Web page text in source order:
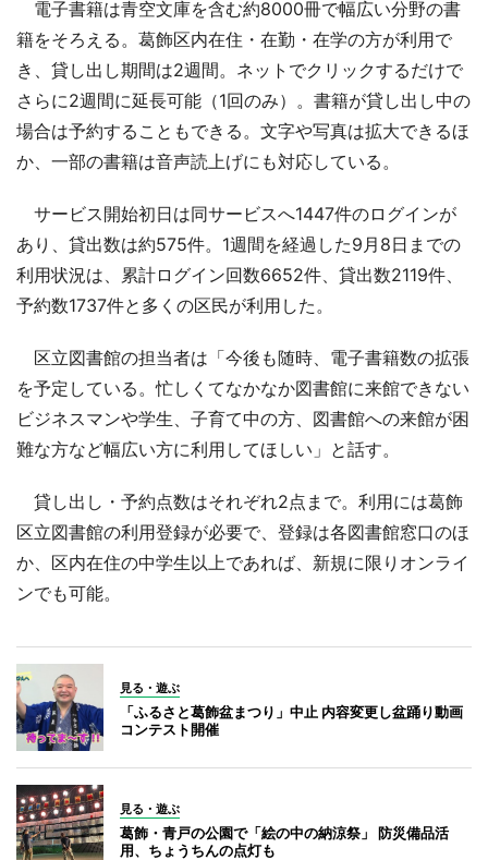
電子書籍は青空文庫を含む約8000冊で幅広い分野の書
籍をそろえる。葛飾区内在住・在勤・在学の方が利用で
き、貸し出し期間は2週間。ネットでクリックするだけで
さらに2週間に延長可能（1回のみ）。書籍が貸し出し中の
場合は予約することもできる。文字や写真は拡大できるほ
か、一部の書籍は音声読上げにも対応している。
サービス開始初日は同サービスへ1447件のログインが
あり、貸出数は約575件。1週間を経過した9月8日までの
利用状況は、累計ログイン回数6652件、貸出数2119件、
予約数1737件と多くの区民が利用した。
区立図書館の担当者は「今後も随時、電子書籍数の拡張
を予定している。忙しくてなかなか図書館に来館できない
ビジネスマンや学生、子育て中の方、図書館への来館が困
難な方など幅広い方に利用してほしい」と話す。
貸し出し・予約点数はそれぞれ2点まで。利用には葛飾
区立図書館の利用登録が必要で、登録は各図書館窓口のほ
か、区内在住の中学生以上であれば、新規に限りオンライ
ンでも可能。
見る・遊ぶ
「ふるさと葛飾盆まつり」中止 内容変更し盆踊り動画
コンテスト開催
見る・遊ぶ
葛飾・青戸の公園で「絵の中の納涼祭」 防災備品活
用、ちょうちんの点灯も